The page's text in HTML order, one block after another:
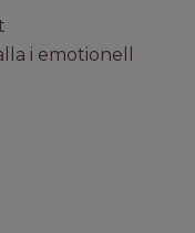
i emotionell